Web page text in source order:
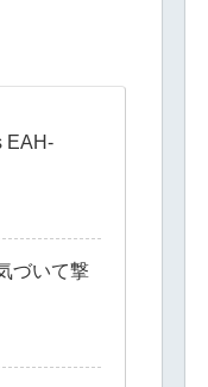
EAH-
づいて撃